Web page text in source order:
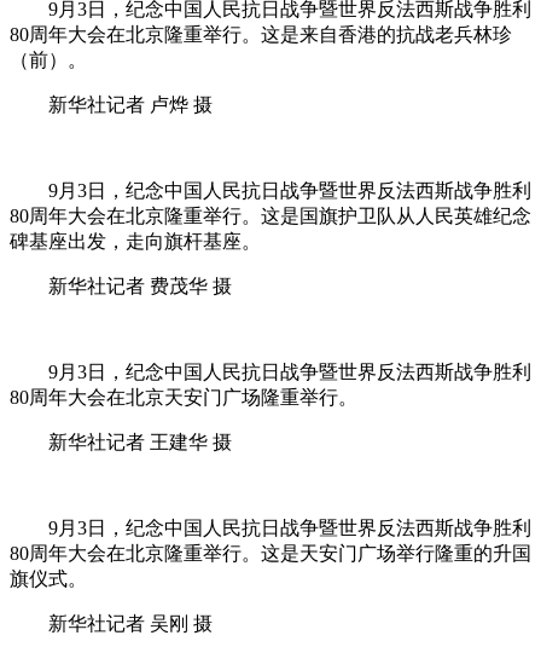
9月3日，纪念中国人民抗日战争暨世界反法西斯战争胜利
80周年大会在北京隆重举行。这是来自香港的抗战老兵林珍
（前）。
新华社记者 卢烨 摄
9月3日，纪念中国人民抗日战争暨世界反法西斯战争胜利
80周年大会在北京隆重举行。这是国旗护卫队从人民英雄纪念
碑基座出发，走向旗杆基座。
新华社记者 费茂华 摄
9月3日，纪念中国人民抗日战争暨世界反法西斯战争胜利
80周年大会在北京天安门广场隆重举行。
新华社记者 王建华 摄
9月3日，纪念中国人民抗日战争暨世界反法西斯战争胜利
80周年大会在北京隆重举行。这是天安门广场举行隆重的升国
旗仪式。
新华社记者 吴刚 摄